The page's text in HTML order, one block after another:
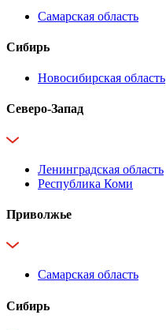
Самарская область
Сибирь
Новосибирская область
Северо-Запад
Ленинградская область
Республика Коми
Приволжье
Самарская область
Сибирь